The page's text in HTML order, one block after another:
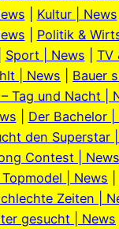
Kultur | News
Politik &
Sport | News
TV
| News
Bauer
Tag und Nacht |
Der Bachelor |
den Superstar
Contest | News
| News
Zeiten |
gesucht | News